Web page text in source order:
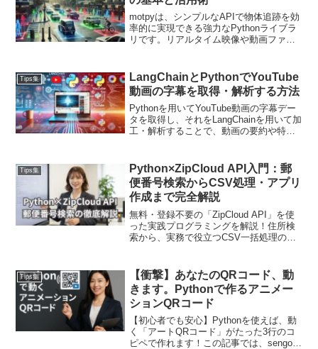
motpyは、シンプルなAPIで物体追跡を効
率的に実現できる強力なPythonライブラ
リです。リアルタイム映像や動画ファイ
します。
Tips集
LangChainとPythonでYouTube
動画の字幕を取得・解析する方法
Pythonを用いてYouTube動画の字幕デー
タを取得し、それをLangChainを用いて加
工・解析することで、動画の要約や特定
LangChainを使った応用例まで、詳しく解
説します。
Tips集
Python×ZipCloud API入門：郵
便番号検索からCSV処理・アプリ
作成まで完全解説
無料・登録不要の「ZipCloud API」を使
った実践プログラミングを解説！住所検
索から、実務で役立つCSV一括処理の自
で学べます。コピペで動くコード付き！
Tips集
【衝撃】あなたのQRコード、動
きます。Pythonで作るアニメー
ションQRコード
【初心者でも安心】Pythonを使えば、動
く「アートQRコード」がたった3行のコ
ピペで作れます！この記事では、sengoラ